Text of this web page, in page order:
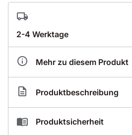
2-4 Werktage
Mehr zu diesem Produkt
Artikelnummer
BZ11161
400 mm
Produktbeschreibung
Zentrierbohrer - Nutzlänge 400mm
Produktsicherheit